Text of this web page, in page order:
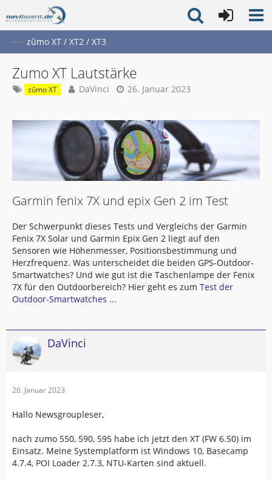
zûmo XT / XT2 / XT3
Zumo XT Lautstärke
zûmo XT DaVinci 26. Januar 2023
Garmin fenix 7X und epix Gen 2 im Test
Der Schwerpunkt dieses Tests und Vergleichs der Garmin
Fenix 7X Solar und Garmin Epix Gen 2 liegt auf den
Sensoren wie Höhenmesser, Positionsbestimmung und
Herzfrequenz. Was unterscheidet die beiden GPS-Outdoor-
Smartwatches? Und wie gut ist die Taschenlampe der Fenix
7X für den Outdoorbereich? Hier geht es zum Test der
Outdoor-Smartwatches ...
DaVinci
26. Januar 2023
Hallo Newsgroupleser,
nach zumo 550, 590, 595 habe ich jetzt den XT (FW 6.50) im
Einsatz. Meine Systemplatform ist Windows 10, Basecamp
4.7.4, POI Loader 2.7.3, NTU-Karten sind aktuell.